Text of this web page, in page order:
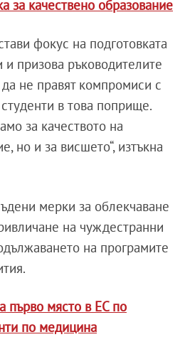
за качествено образование
фокус на подготовката
призова ръководителите
не правят компромиси с
в това поприще.
за качеството на
но и за висшето“, изтъкна
мерки за облекчаване
на чуждестранни
на програмите
първо място в ЕС по
по медицина